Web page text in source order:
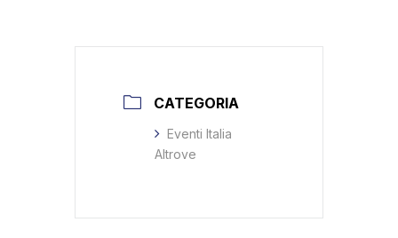
CATEGORIA
Eventi Italia
Altrove